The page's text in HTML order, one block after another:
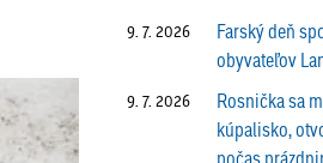
9. 7. 2026
Farský deň
obyvateľov
9. 7. 2026
Rosnička sa
kúpalisko,